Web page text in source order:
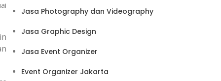
Jasa Photography dan Videography
Jasa Graphic Design
Jasa Event Organizer
Event Organizer Jakarta